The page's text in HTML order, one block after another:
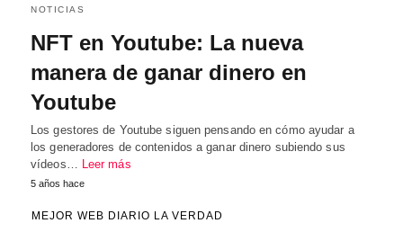
NOTICIAS
NFT en Youtube: La nueva
manera de ganar dinero en
Youtube
Los gestores de Youtube siguen pensando en cómo ayudar a
los generadores de contenidos a ganar dinero subiendo sus
vídeos… Leer más
5 años hace
MEJOR WEB DIARIO LA VERDAD